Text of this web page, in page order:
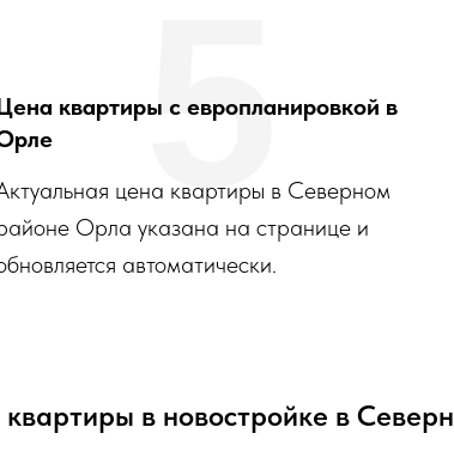
квартиры с европланировкой в
цена квартиры в Северном
Орла указана на странице и
автоматически.
5
квартиры в новостройке в